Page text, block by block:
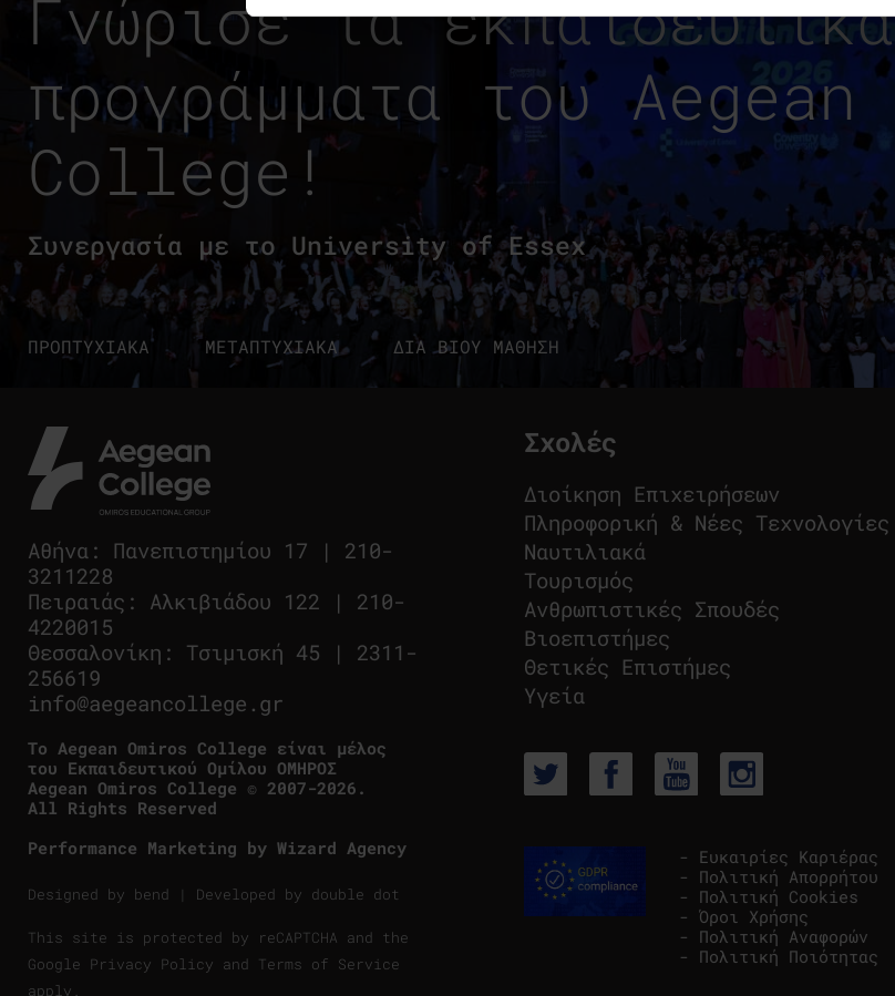
Γνώρισε τα εκπαιδευτικά
προγράμματα του Aegean
College!
Συνεργασία με το University of Essex
ΠΡΟΠΤΥΧΙΑΚΑ ΜΕΤΑΠΤΥΧΙΑΚΑ ΔΙΑ ΒΙΟΥ ΜΑΘΗΣΗ
Αθήνα : Πανεπιστημίου 17 | 210-
3211228
Πειραιάς : Αλκιβιάδου 122 | 210-
4220015
Θεσσαλονίκη : Τσιμισκή 45 | 2311-
256619
info@aegeancollege.gr
Tο Aegean Omiros College είναι μέλος
του Εκπαιδευτικού Ομίλου ΟΜΗΡΟΣ
Aegean Omiros College © 2007-2026.
All Rights Reserved
Performance Marketing by Wizard Agency
Designed by bend | Developed by double dot
This site is protected by reCAPTCHA and the
Google Privacy Policy and Terms of Service
apply.
Σχολές
Διοίκηση Επιχειρήσεων
Πληροφορική & Νέες Τεχνολογίες
Ναυτιλιακά
Τουρισμός
Ανθρωπιστικές Σπουδές
Βιοεπιστήμες
Θετικές Επιστήμες
Υγεία
- Ευκαιρίες Καριέρας
- Πολιτική Απορρήτου
- Πολιτική Cookies
- Όροι Χρήσης
- Πολιτική Αναφορών
- Πολιτική Ποιότητας